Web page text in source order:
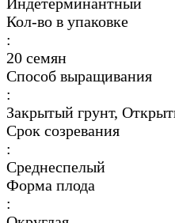
Кол-во в упаковке
:
20 семян
Способ выращивания
:
Закрытый грунт,
Срок созревания
:
Среднеспелый
Форма плода
: